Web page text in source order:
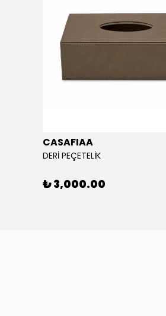
CASAFIAA
DERİ PEÇETELİK
₺ 3,000.00